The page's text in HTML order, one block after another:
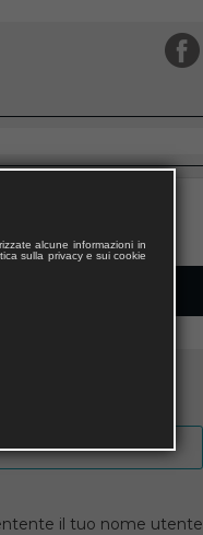
il tuo nome utente
alcune informazioni in
sulla privacy e sui cookie